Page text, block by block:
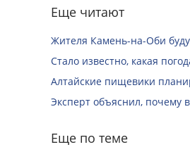
Еще читают
Жителя Камень-на-Оби
Стало известно, какая
Алтайские пищевики
Эксперт объяснил, почему
Еще по теме